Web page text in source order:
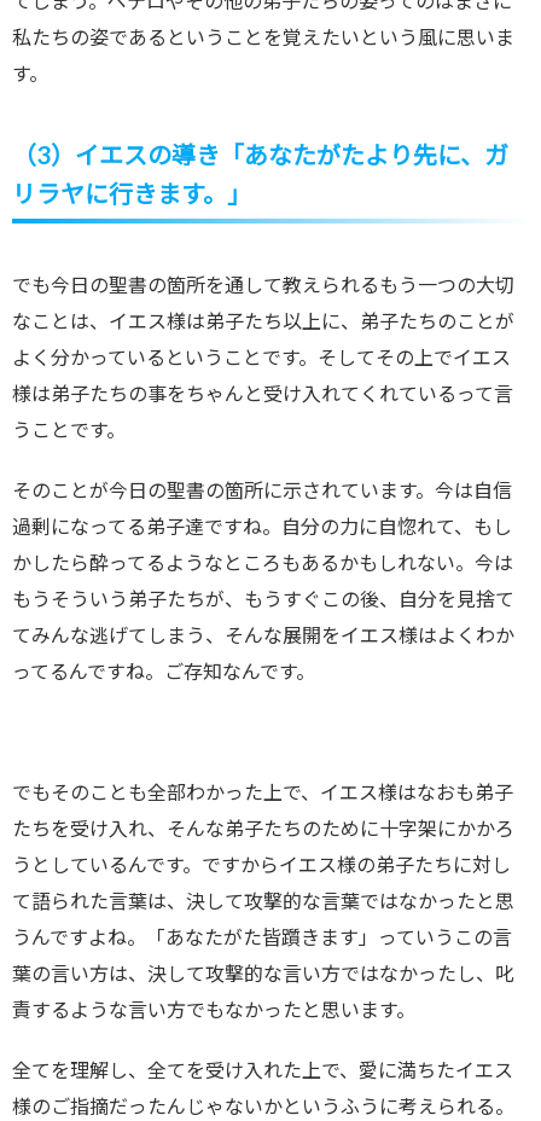
私たちの姿であるということを覚えたいという風に思いま
す。
（3）イエスの導き「あなたがたより先に、ガ
リラヤに行きます。」
でも今日の聖書の箇所を通して教えられるもう一つの大切
なことは、イエス様は弟子たち以上に、弟子たちのことが
よく分かっているということです。そしてその上でイエス
様は弟子たちの事をちゃんと受け入れてくれているって言
うことです。
そのことが今日の聖書の箇所に示されています。今は自信
過剰になってる弟子達ですね。自分の力に自惚れて、もし
かしたら酔ってるようなところもあるかもしれない。今は
もうそういう弟子たちが、もうすぐこの後、自分を見捨て
てみんな逃げてしまう、そんな展開をイエス様はよくわか
ってるんですね。ご存知なんです。
でもそのことも全部わかった上で、イエス様はなおも弟子
たちを受け入れ、そんな弟子たちのために十字架にかかろ
うとしているんです。ですからイエス様の弟子たちに対し
て語られた言葉は、決して攻撃的な言葉ではなかったと思
うんですよね。「あなたがた皆躓きます」っていうこの言
葉の言い方は、決して攻撃的な言い方ではなかったし、叱
責するような言い方でもなかったと思います。
全てを理解し、全てを受け入れた上で、愛に満ちたイエス
様のご指摘だったんじゃないかというふうに考えられる。